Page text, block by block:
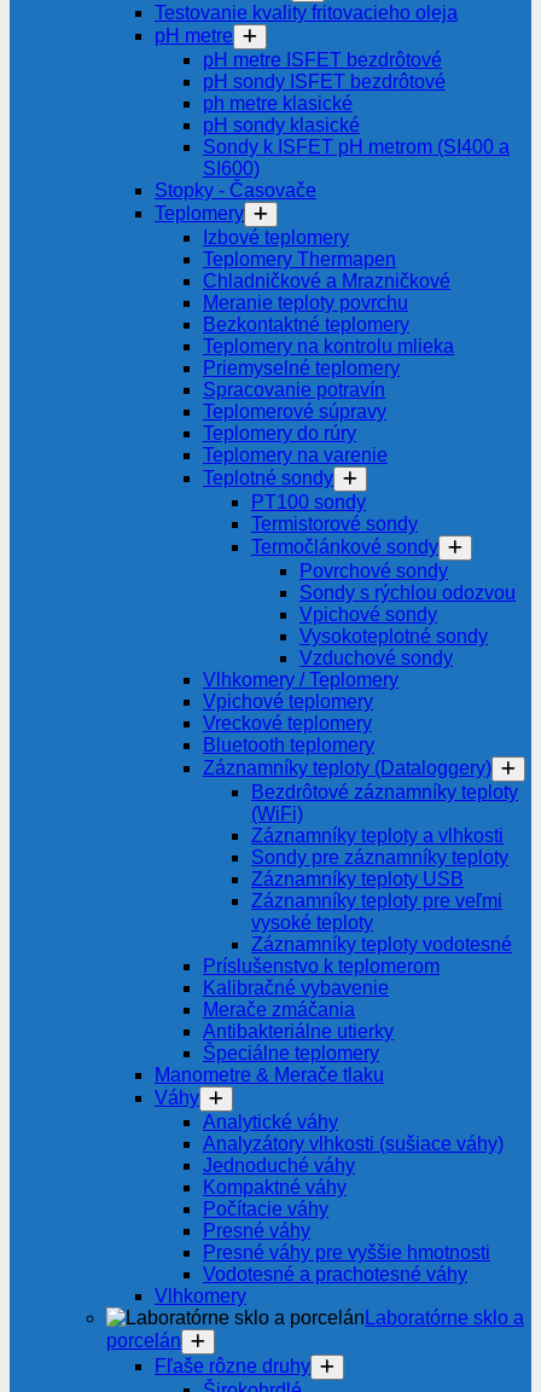
Testovanie kvality fritovacieho oleja
pH metre
pH metre ISFET bezdrôtové
pH sondy ISFET bezdrôtové
ph metre klasické
pH sondy klasické
Sondy k ISFET pH metrom (SI400 a
SI600)
Stopky - Časovače
Teplomery
Izbové teplomery
Teplomery Thermapen
Chladničkové a Mrazničkové
Meranie teploty povrchu
Bezkontaktné teplomery
Teplomery na kontrolu mlieka
Priemyselné teplomery
Spracovanie potravín
Teplomerové súpravy
Teplomery do rúry
Teplomery na varenie
Teplotné sondy
PT100 sondy
Termistorové sondy
Termočlánkové sondy
Povrchové sondy
Sondy s rýchlou odozvou
Vpichové sondy
Vysokoteplotné sondy
Vzduchové sondy
Vlhkomery / Teplomery
Vpichové teplomery
Vreckové teplomery
Bluetooth teplomery
Záznamníky teploty (Dataloggery)
Bezdrôtové záznamníky teploty
(WiFi)
Záznamníky teploty a vlhkosti
Sondy pre záznamníky teploty
Záznamníky teploty USB
Záznamníky teploty pre veľmi
vysoké teploty
Záznamníky teploty vodotesné
Príslušenstvo k teplomerom
Kalibračné vybavenie
Merače zmáčania
Antibakteriálne utierky
Špeciálne teplomery
Manometre & Merače tlaku
Váhy
Analytické váhy
Analyzátory vlhkosti (sušiace váhy)
Jednoduché váhy
Kompaktné váhy
Počítacie váhy
Presné váhy
Presné váhy pre vyššie hmotnosti
Vodotesné a prachotesné váhy
Vlhkomery
Laboratórne sklo a
porcelán
Fľaše rôzne druhy